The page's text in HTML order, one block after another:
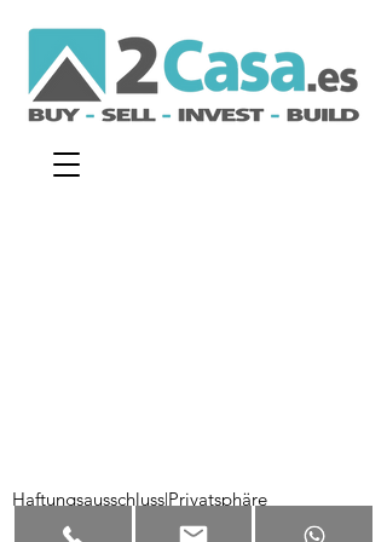
Haftungsausschluss|Privatsphäre